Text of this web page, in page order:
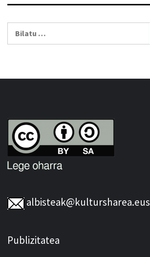
albisteak@kultursharea.eus
Publizitatea